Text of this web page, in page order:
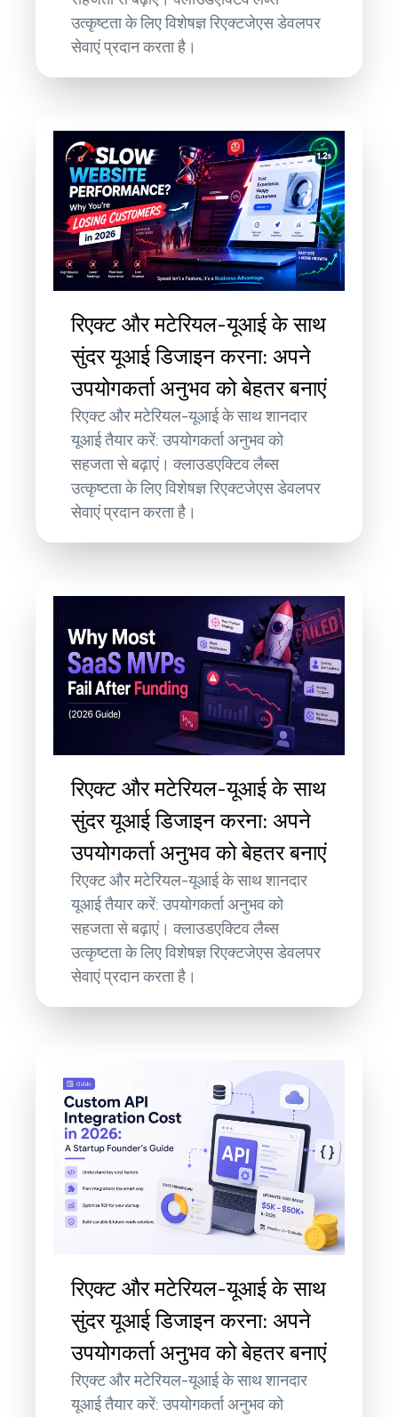
उत्कृष्टता के लिए विशेषज्ञ रिएक्टजेएस डेवलपर
सेवाएं प्रदान करता है।
रिएक्ट और मटेरियल-यूआई के साथ
सुंदर यूआई डिजाइन करना: अपने
उपयोगकर्ता अनुभव को बेहतर बनाएं
रिएक्ट और मटेरियल-यूआई के साथ शानदार
यूआई तैयार करें: उपयोगकर्ता अनुभव को
सहजता से बढ़ाएं। क्लाउडएक्टिव लैब्स
उत्कृष्टता के लिए विशेषज्ञ रिएक्टजेएस डेवलपर
सेवाएं प्रदान करता है।
रिएक्ट और मटेरियल-यूआई के साथ
सुंदर यूआई डिजाइन करना: अपने
उपयोगकर्ता अनुभव को बेहतर बनाएं
रिएक्ट और मटेरियल-यूआई के साथ शानदार
यूआई तैयार करें: उपयोगकर्ता अनुभव को
सहजता से बढ़ाएं। क्लाउडएक्टिव लैब्स
उत्कृष्टता के लिए विशेषज्ञ रिएक्टजेएस डेवलपर
सेवाएं प्रदान करता है।
रिएक्ट और मटेरियल-यूआई के साथ
सुंदर यूआई डिजाइन करना: अपने
उपयोगकर्ता अनुभव को बेहतर बनाएं
रिएक्ट और मटेरियल-यूआई के साथ शानदार
यूआई तैयार करें: उपयोगकर्ता अनुभव को